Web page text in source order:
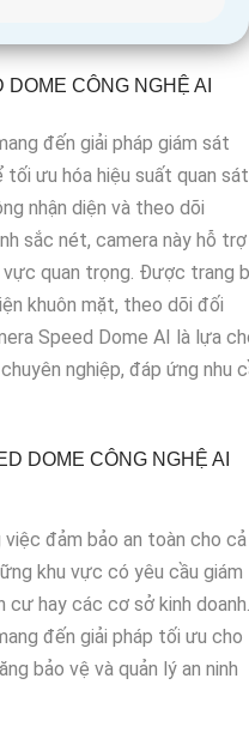
CÔNG NGHỆ AI
đến giải pháp giám sát
ưu hóa hiệu suất quan sát
nhận diện và theo dõi
sắc nét, camera này hỗ trợ
quan trọng. Được trang
khuôn mặt, theo dõi đối
Speed Dome AI là lựa
nghiệp, đáp ứng nhu
DOME CÔNG NGHỆ AI
đảm bảo an toàn cho cả
khu vực có yêu cầu giám
cư hay các cơ sở kinh doanh.
đến giải pháp tối ưu cho
bảo vệ và quản lý an ninh